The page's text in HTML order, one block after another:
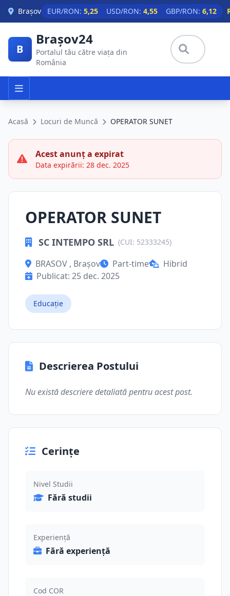
Skip to main content
Brașov EUR/RON: 5,25 USD/RON: 4,55 GBP/RON: 6,12
B
Brașov24
Portalul tău către viața din
România
Acasă Locuri de Muncă OPERATOR SUNET
Acest anunț a expirat
Data expirării: 28 dec. 2025
OPERATOR SUNET
SC INTEMPO SRL (CUI: 52333245)
BRASOV , Brașov Part-time
Hibrid
Publicat: 25 dec. 2025
Educație
Descrierea Postului
Nu există descriere detaliată pentru acest post.
Cerințe
Nivel Studii
Fără studii
Experiență
Fără experiență
Cod COR